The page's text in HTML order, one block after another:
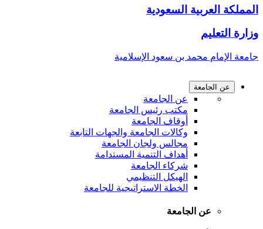
المملكة العربية السعودية
وزارة التعليم
جامعة الإمام محمد بن سعود الإسلامية
عن الجامعة
عن الجامعة
مكتب رئيس الجامعة
أوقاف الجامعة
وكالات الجامعة والجهات التابعة
مجالس ولجان الجامعة
أهداف التنمية المستدامة
شركاء الجامعة
الهيكل التنظيمي
الخطة الاستراتيجية للجامعة
عن الجامعة